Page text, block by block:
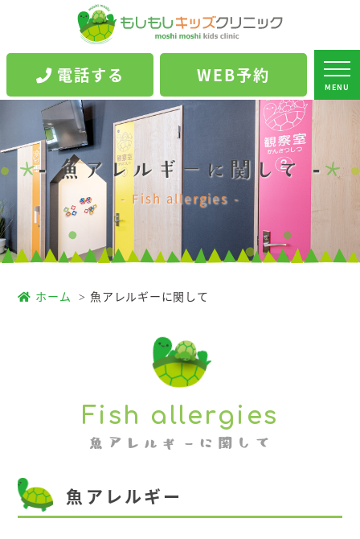
電話する WEB予約
MENU
魚アレルギーに関して｜東大阪市御厨西ノ町の小児科・アレルギー科 - もしも
しキッズクリニック
魚アレルギーに関して
Fish allergies
ホーム 魚アレルギーに関して
Fish allergies
魚アレルギーに関して
魚アレルギー